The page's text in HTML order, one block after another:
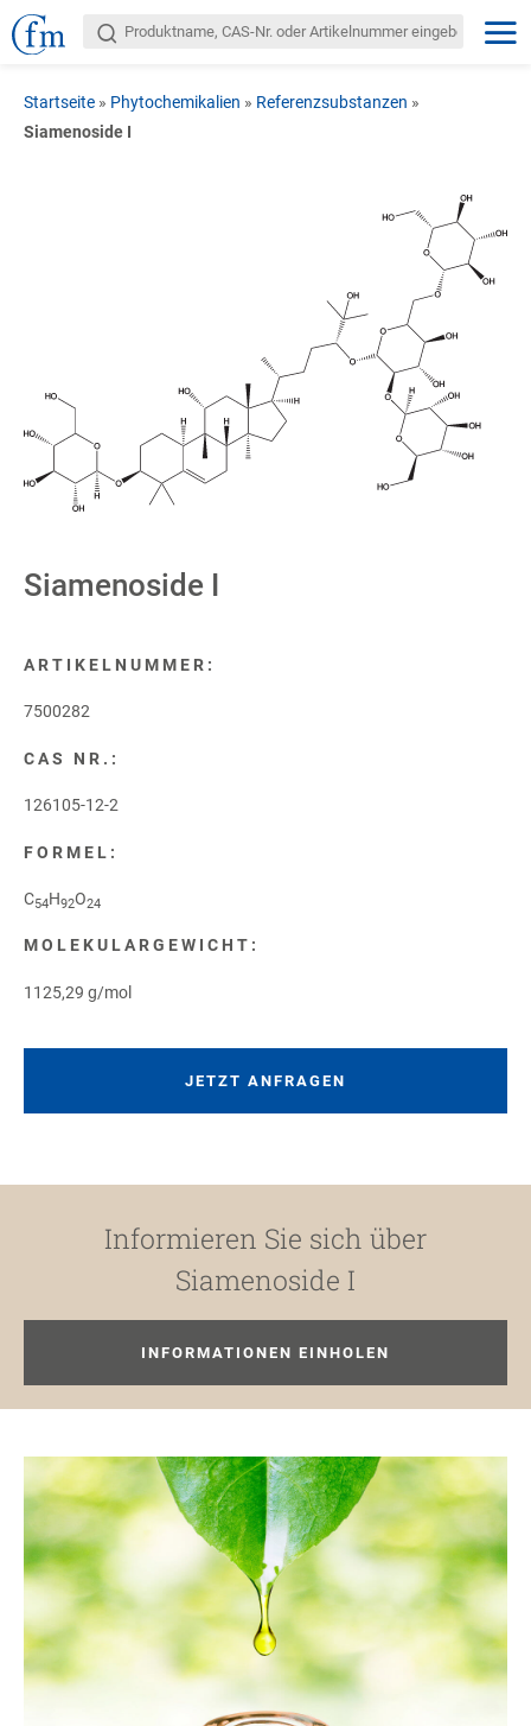
Startseite » Phytochemikalien » Referenzsubstanzen »
Siamenoside I
Siamenoside I
ARTIKELNUMMER:
7500282
CAS NR.:
126105-12-2
FORMEL:
C54H92O24
MOLEKULARGEWICHT:
1125,29 g/mol
JETZT ANFRAGEN
Informieren Sie sich über
Siamenoside I
INFORMATIONEN EINHOLEN